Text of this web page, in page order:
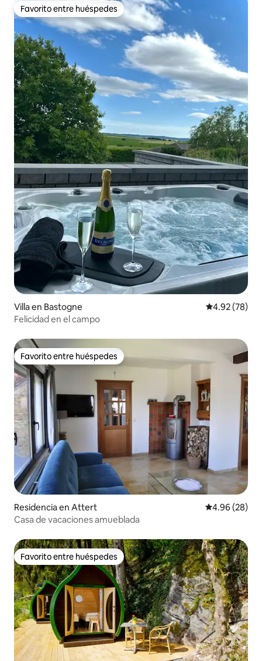
Favorito entre huéspedes
Favorito entre huéspedes
Villa en Bastogne Calificación
4.92 (78)
Felicidad en el campo
Favorito entre huéspedes
Favorito entre huéspedes
Residencia en Attert Calificación
4.96 (28)
Casa de vacaciones amueblada
Favorito entre huéspedes
Favorito entre huéspedes